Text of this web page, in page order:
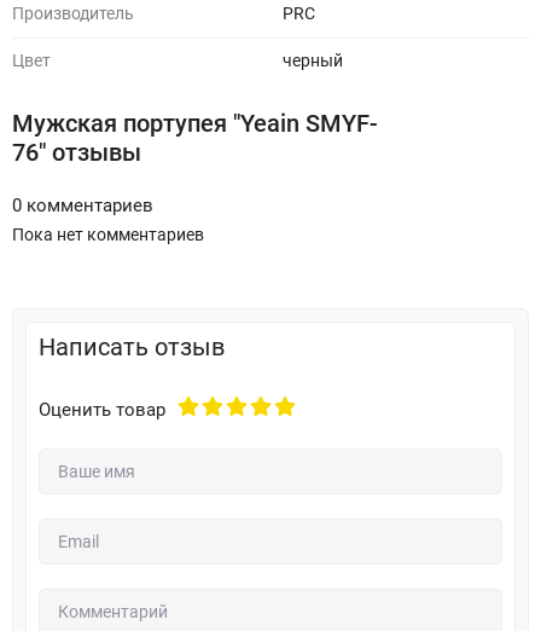
Производитель PRC
Цвет черный
Мужская портупея "Yeain SMYF-
76" отзывы
0 комментариев
Пока нет комментариев
Написать отзыв
Оценить товар